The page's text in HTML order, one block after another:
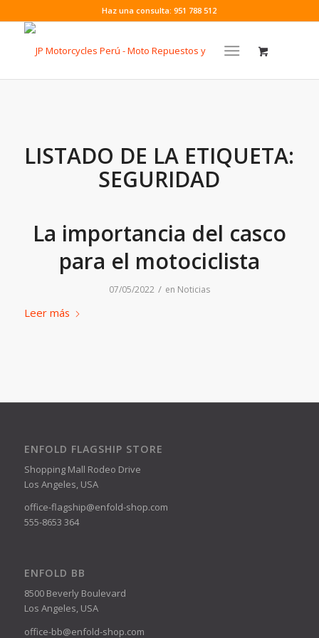
Haz una consulta: 951 788 512
LISTADO DE LA ETIQUETA:
SEGURIDAD
La importancia del casco
para el motociclista
07/05/2022 / en Noticias
Leer más
ENFOLD FLAGSHIP STORE
Shopping Mall Rodeo Drive
Los Angeles, USA
office-flagship@enfold-shop.com
555-8653 364
ENFOLD BB
8500 Beverly Boulevard
Los Angeles, USA
office-bb@enfold-shop.com